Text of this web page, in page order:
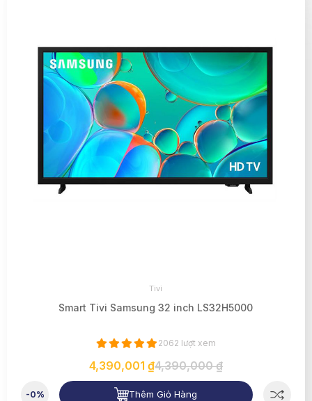
Tivi
Smart Tivi Samsung 32 inch LS32H5000
2062 lượt xem
4,390,001 ₫4,390,000 ₫
-0% Thêm Giỏ Hàng